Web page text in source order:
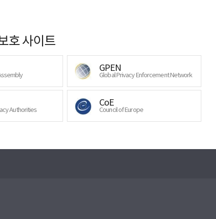
호 사이트
GPEN
Global Privacy Enforcement Network
Authorities
CoE
Council of Europe